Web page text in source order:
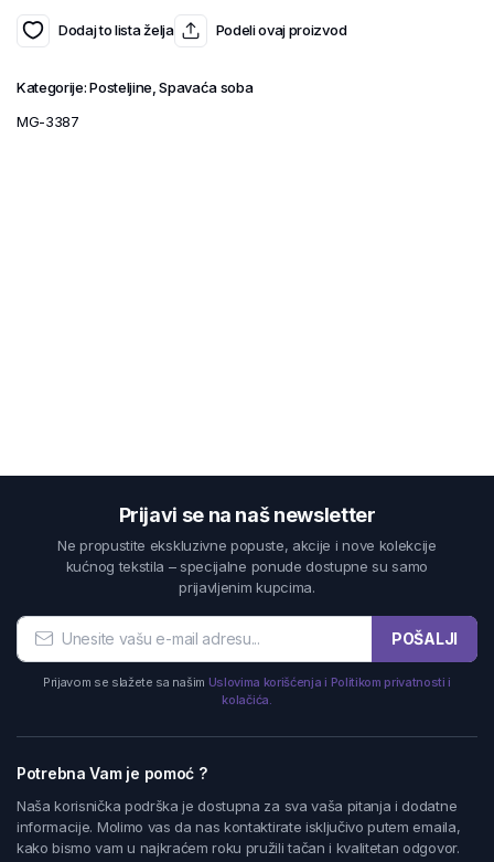
Dodaj to lista želja Podeli ovaj proizvod
Kategorije:Posteljine ,Spavaća soba
MG-3387
Prijavi se na naš newsletter
Ne propustite ekskluzivne popuste, akcije i nove kolekcije
kućnog tekstila – specijalne ponude dostupne su samo
prijavljenim kupcima.
POŠALJI
Prijavom se slažete sa našim Uslovima korišćenja i Politikom privatnosti i
kolačića.
Potrebna Vam je pomoć ?
Naša korisnička podrška je dostupna za sva vaša pitanja i dodatne
informacije. Molimo vas da nas kontaktirate isključivo putem emaila,
kako bismo vam u najkraćem roku pružili tačan i kvalitetan odgovor.